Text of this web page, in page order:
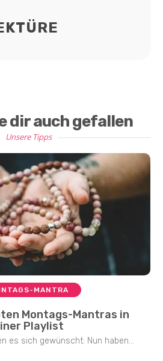
dir auch gefallen
Unsere Tipps
MANTRA
Montags-Mantras in
Playlist
es sich gewünscht: Nun haben...